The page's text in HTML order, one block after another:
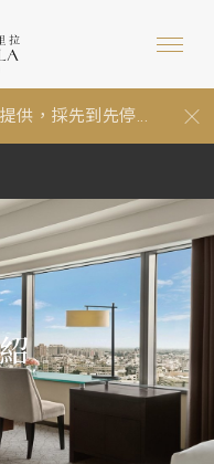
續
請見諒。
供，採先到先停...
再獲「GTS綠色...
續
。